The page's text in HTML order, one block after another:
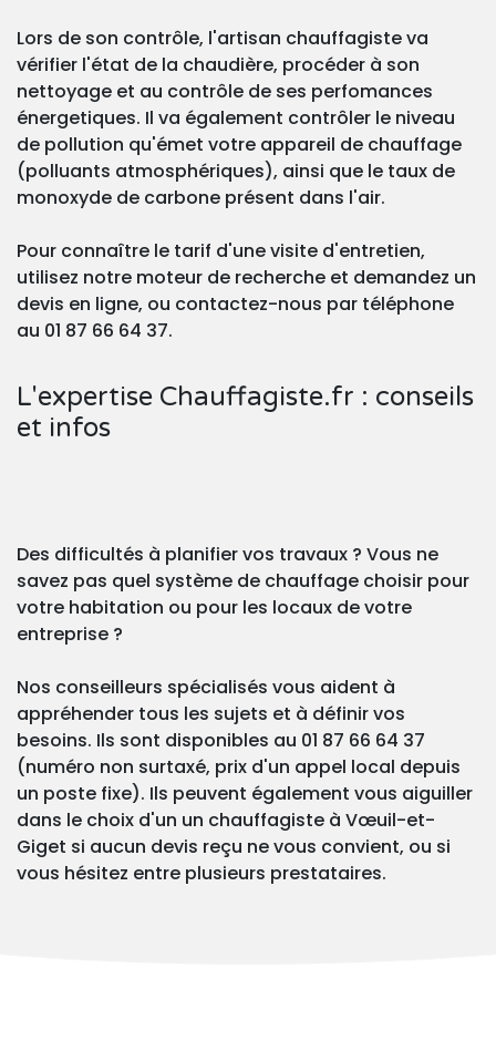
Lors de son contrôle, l'artisan chauffagiste va
vérifier l'état de la chaudière, procéder à son
nettoyage et au contrôle de ses perfomances
énergetiques. Il va également contrôler le niveau
de pollution qu'émet votre appareil de chauffage
(polluants atmosphériques), ainsi que le taux de
monoxyde de carbone présent dans l'air.
Pour connaître le tarif d'une visite d'entretien,
utilisez notre moteur de recherche et demandez un
devis en ligne, ou contactez-nous par téléphone
au 01 87 66 64 37.
L'expertise Chauffagiste.fr : conseils
et infos
Des difficultés à planifier vos travaux ? Vous ne
savez pas quel système de chauffage choisir pour
votre habitation ou pour les locaux de votre
entreprise ?
Nos conseilleurs spécialisés vous aident à
appréhender tous les sujets et à définir vos
besoins. Ils sont disponibles au 01 87 66 64 37
(numéro non surtaxé, prix d'un appel local depuis
un poste fixe). Ils peuvent également vous aiguiller
dans le choix d'un un chauffagiste à Vœuil-et-
Giget si aucun devis reçu ne vous convient, ou si
vous hésitez entre plusieurs prestataires.